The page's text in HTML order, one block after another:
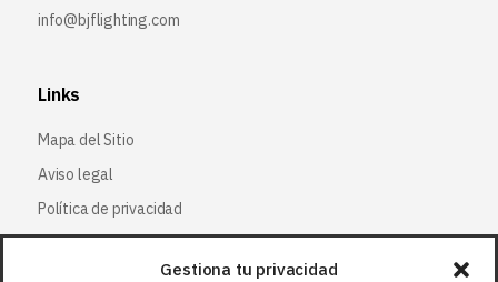
Gestiona tu privacidad
info@bjflighting.com
Links
Mapa del Sitio
Aviso legal
Política de privacidad
Política de cookies